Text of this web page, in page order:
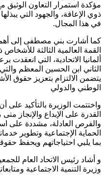
مؤكدة استمرار التعاون
ذوي الإعاقة، والجهود التي
في هذا المجال.
كما أشارت بني مصطفى إلى
القمة العالمية الثالثة
ألمانيا الاتحادية، التي انعقدت
الثاني ابن الحسين المعظم
يتضمن الالتزام بتعزيز حقوق
الوطني والدولي
واختتمت الوزيرة بالتأكيد على
القدرة على الإبداع والإنجاز
والفرص العادلة، مشددة على
الحماية الإجتماعية وتطوير
بما يلبي احتياجاتهم ويحفظ
و أشاد رئيس الاتحاد العام
وزيرة التنمية الاجتماعية